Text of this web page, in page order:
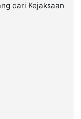
dari Kejaksaan